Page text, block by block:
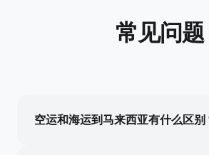
常见问题
空运和海运到马来西亚有什么区别